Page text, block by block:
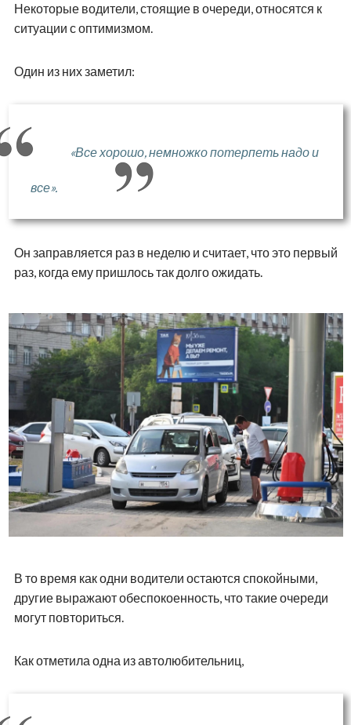
Некоторые водители, стоящие в очереди, относятся к
ситуации с оптимизмом.
Один из них заметил:
«Все хорошо, немножко потерпеть надо и
все».
Он заправляется раз в неделю и считает, что это первый
раз, когда ему пришлось так долго ожидать.
В то время как одни водители остаются спокойными,
другие выражают обеспокоенность, что такие очереди
могут повториться.
Как отметила одна из автолюбительниц,